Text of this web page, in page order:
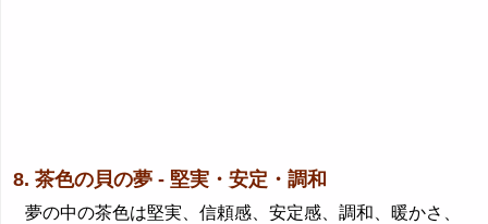
8. 茶色の貝の夢 - 堅実・安定・調和
夢の中の茶色は堅実、信頼感、安定感、調和、暖かさ、